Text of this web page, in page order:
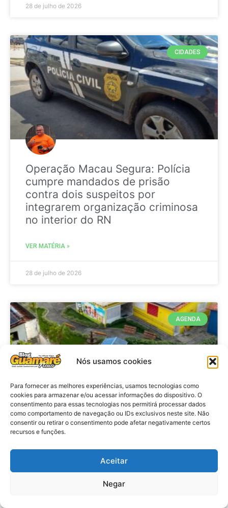
Nós usamos cookies
Para fornecer as melhores experiências, usamos tecnologias como
cookies para armazenar e/ou acessar informações do dispositivo. O
consentimento para essas tecnologias nos permitirá processar dados
como comportamento de navegação ou IDs exclusivos neste site. Não
consentir ou retirar o consentimento pode afetar negativamente certos
recursos e funções.
Aceitar
Negar
28 de julho de 2026
CIDADES
Operação Macau Segura: Polícia
cumpre mandados de prisão
contra dois suspeitos por
integrarem organização criminosa
no interior do RN
VER MATÉRIA »
28 de julho de 2026
AGENDA
Agenda: 10ª Mostra Pedagógica
da Casa Durval Paiva acontecerá
nesta quarta-feira (29)